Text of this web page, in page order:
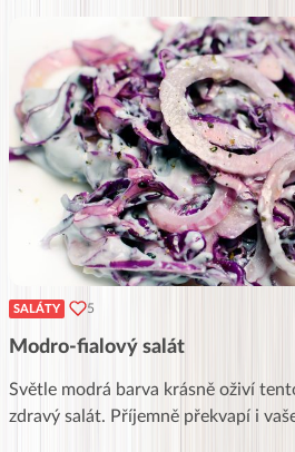
SALÁTY 5
Modro-fialový salát
Světle modrá barva krásně oživí
zdravý salát. Příjemně překvapí i